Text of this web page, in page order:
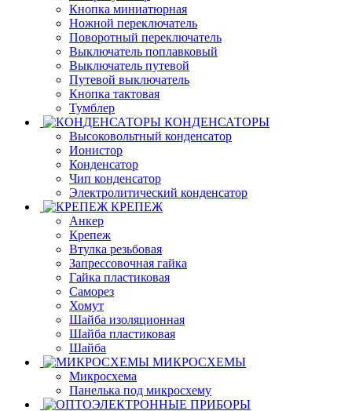
Кнопка миниатюрная
Ножной переключатель
Поворотный переключатель
Выключатель поплавковый
Выключатель путевой
Путевой выключатель
Кнопка тактовая
Тумблер
КОНДЕНСАТОРЫ
Высоковольтный конденсатор
Ионистор
Конденсатор
Чип конденсатор
Электролитический конденсатор
КРЕПЕЖ
Анкер
Крепеж
Втулка резьбовая
Запрессовочная гайка
Гайка пластиковая
Саморез
Хомут
Шайба изоляционная
Шайба пластиковая
Шайба
МИКРОСХЕМЫ
Микросхема
Панелька под микросхему